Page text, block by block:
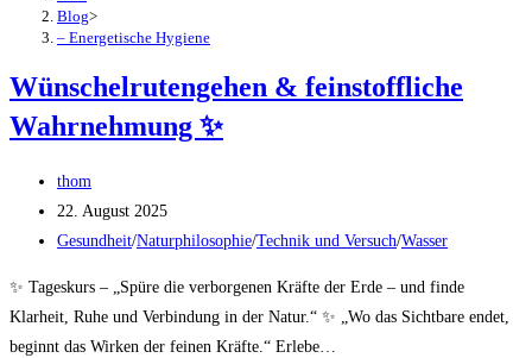
Blog>
– Energetische Hygiene
Wünschelrutengehen & feinstoffliche
Wahrnehmung ✨
Beitrags-
Autor:
thom
Beitrag
veröffentlicht:
22. August 2025
Beitrags-
Gesundheit/Naturphilosophie/Technik und Versuch/Wasser
✨ Tageskurs – „Spüre die verborgenen Kräfte der Erde – und finde
Klarheit, Ruhe und Verbindung in der Natur.“ ✨ „Wo das Sichtbare endet,
beginnt das Wirken der feinen Kräfte.“ Erlebe…